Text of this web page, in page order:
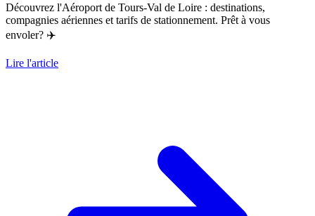
Découvrez l'Aéroport de Tours-Val de Loire : destinations,
compagnies aériennes et tarifs de stationnement. Prêt à vous
envoler? ✈️
Lire l'article